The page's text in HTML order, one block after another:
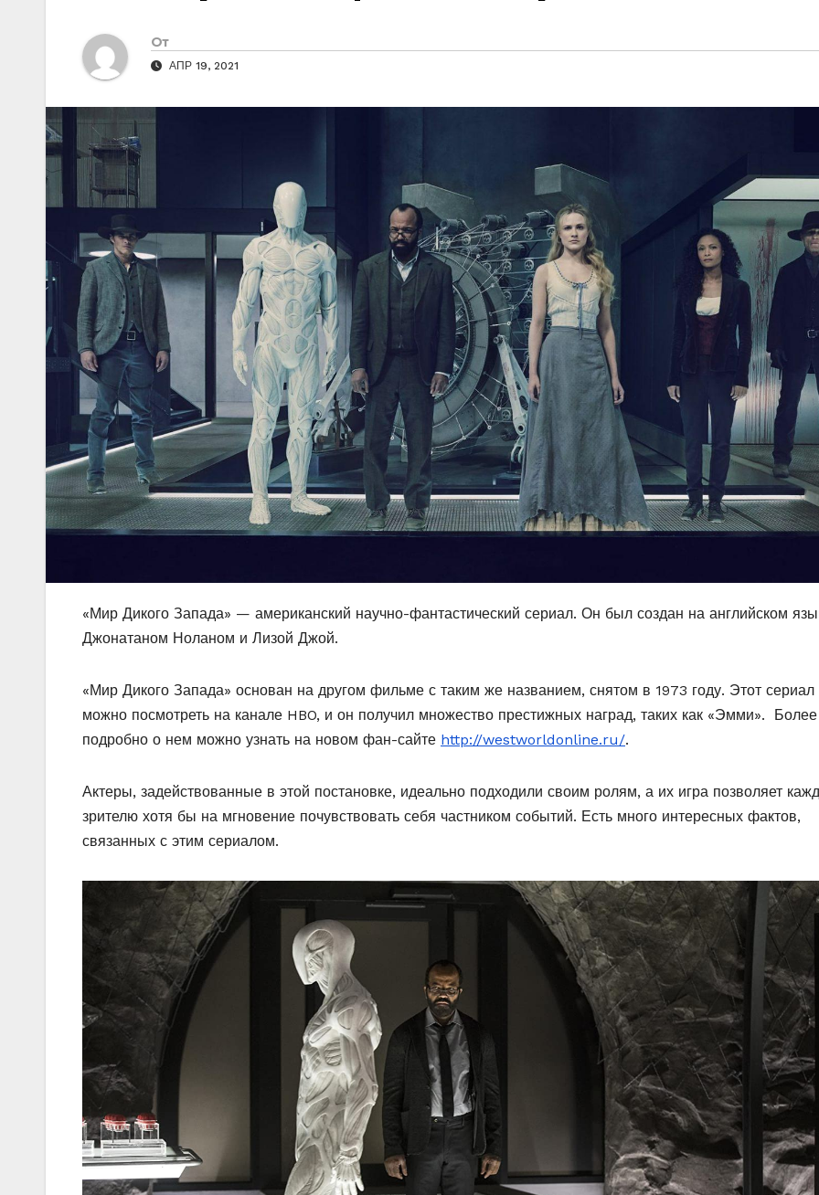
От
АПР 19, 2021
«Мир Дикого Запада» — американский научно-фантастический сериал. Он был создан на английском
Джонатаном Ноланом и Лизой Джой.
«Мир Дикого Запада» основан на другом фильме с таким же названием, снятом в 1973 году. Этот сериал
можно посмотреть на канале HBO, и он получил множество престижных наград, таких как «Эмми». Более
подробно о нем можно узнать на новом фан-сайте http://westworldonline.ru/.
Актеры, задействованные в этой постановке, идеально подходили своим ролям, а их игра позволяет
зрителю хотя бы на мгновение почувствовать себя частником событий. Есть много интересных фактов,
связанных с этим сериалом.